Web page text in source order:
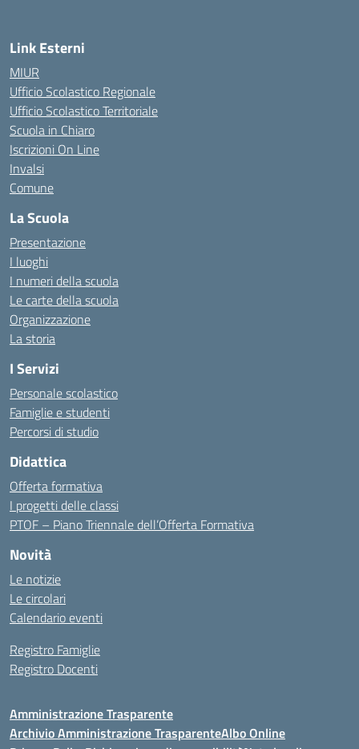
Link Esterni
MIUR
Ufficio Scolastico Regionale
Ufficio Scolastico Territoriale
Scuola in Chiaro
Iscrizioni On Line
Invalsi
Comune
La Scuola
Presentazione
I luoghi
I numeri della scuola
Le carte della scuola
Organizzazione
La storia
I Servizi
Personale scolastico
Famiglie e studenti
Percorsi di studio
Didattica
Offerta formativa
I progetti delle classi
PTOF – Piano Triennale dell’Offerta Formativa
Novità
Le notizie
Le circolari
Calendario eventi
Registro Famiglie
Registro Docenti
Amministrazione Trasparente
Archivio Amministrazione TrasparenteAlbo Online